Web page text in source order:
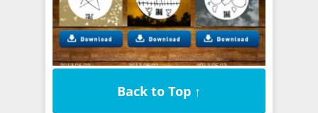
Back to Top ↑